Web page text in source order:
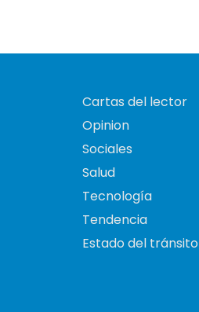
Cartas del lector
Opinion
Sociales
Salud
Tecnología
Tendencia
Estado del tránsito